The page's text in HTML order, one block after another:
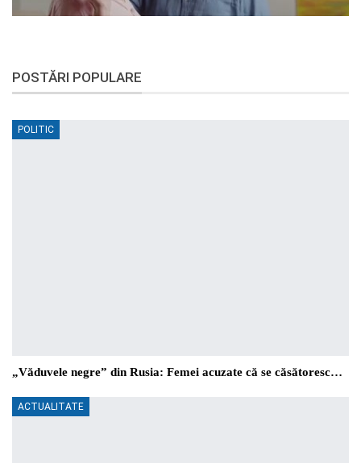
POSTĂRI POPULARE
POLITIC
„Văduvele negre” din Rusia: Femei acuzate că se căsătoresc…
ACTUALITATE